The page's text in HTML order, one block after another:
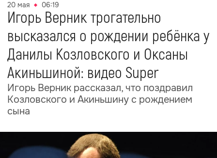
20 мая 06:19
Игорь Верник трогательно
высказался о рождении ребёнка у
Данилы Козловского и Оксаны
Акиньшиной: видео Super
Игорь Верник рассказал, что поздравил
Козловского и Акиньшину с рождением
сына